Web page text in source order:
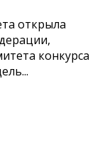
открыла
конкурса